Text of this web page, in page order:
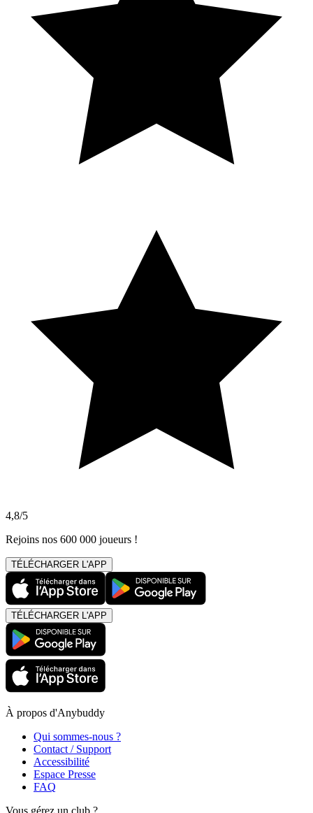
4,8/5
Rejoins nos 600 000 joueurs !
TÉLÉCHARGER L'APP
TÉLÉCHARGER L'APP
À propos d'Anybuddy
Qui sommes-nous ?
Contact / Support
Accessibilité
Espace Presse
FAQ